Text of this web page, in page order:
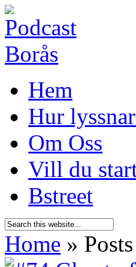
Hem
Hur
Om Oss
Vill du
Bstreet
Home »